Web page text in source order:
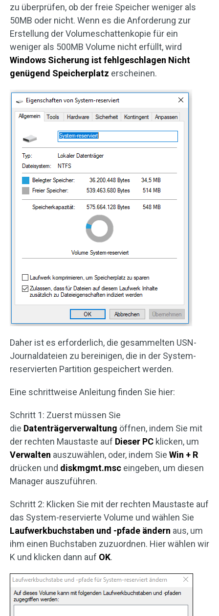
zu überprüfen, ob der freie Speicher weniger als
50MB oder nicht. Wenn es die Anforderung zur
Erstellung der Volumeschattenkopie für ein
weniger als 500MB Volume nicht erfüllt, wird
Windows Sicherung ist fehlgeschlagen Nicht
genügend Speicherplatz erscheinen.
Daher ist es erforderlich, die gesammelten USN-
Journaldateien zu bereinigen, die in der System-
reservierten Partition gespeichert werden.
Eine schrittweise Anleitung finden Sie hier:
Schritt 1: Zuerst müssen Sie
die Datenträgerverwaltung öffnen, indem Sie mit
der rechten Maustaste auf Dieser PC klicken, um
Verwalten auszuwählen, oder, indem Sie Win + R
drücken und diskmgmt.msc eingeben, um diesen
Manager auszuführen.
Schritt 2: Klicken Sie mit der rechten Maustaste auf
das System-reservierte Volume und wählen Sie
Laufwerkbuchstaben und -pfade ändern aus, um
ihm einen Buchstaben zuzuordnen. Hier wählen wir
K und klicken dann auf OK.